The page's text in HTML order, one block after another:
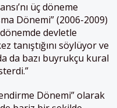
üç döneme
Dönemi” (2006-2009)
devletle
tanıştığını söylüyor ve
da bazı buyrukçu kural
Dönemi” olarak